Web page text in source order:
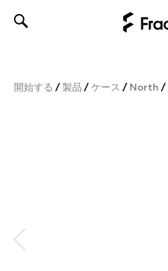
開始する /製品 /ケース / North /